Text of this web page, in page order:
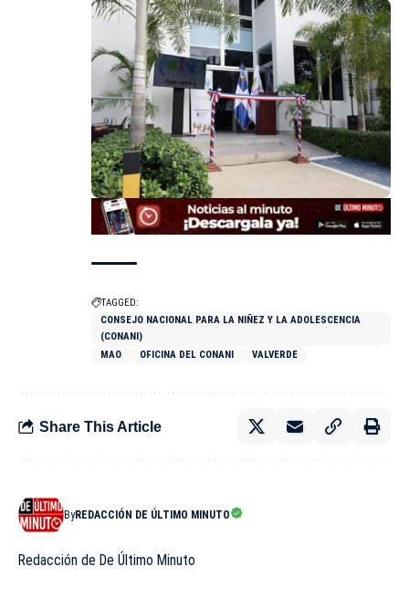
TAGGED:
CONSEJO NACIONAL PARA LA NIÑEZ Y LA ADOLESCENCIA
(CONANI)
MAO
OFICINA DEL CONANI VALVERDE
Share This Article
ByREDACCIÓN DE ÚLTIMO MINUTO
Redacción de De Último Minuto